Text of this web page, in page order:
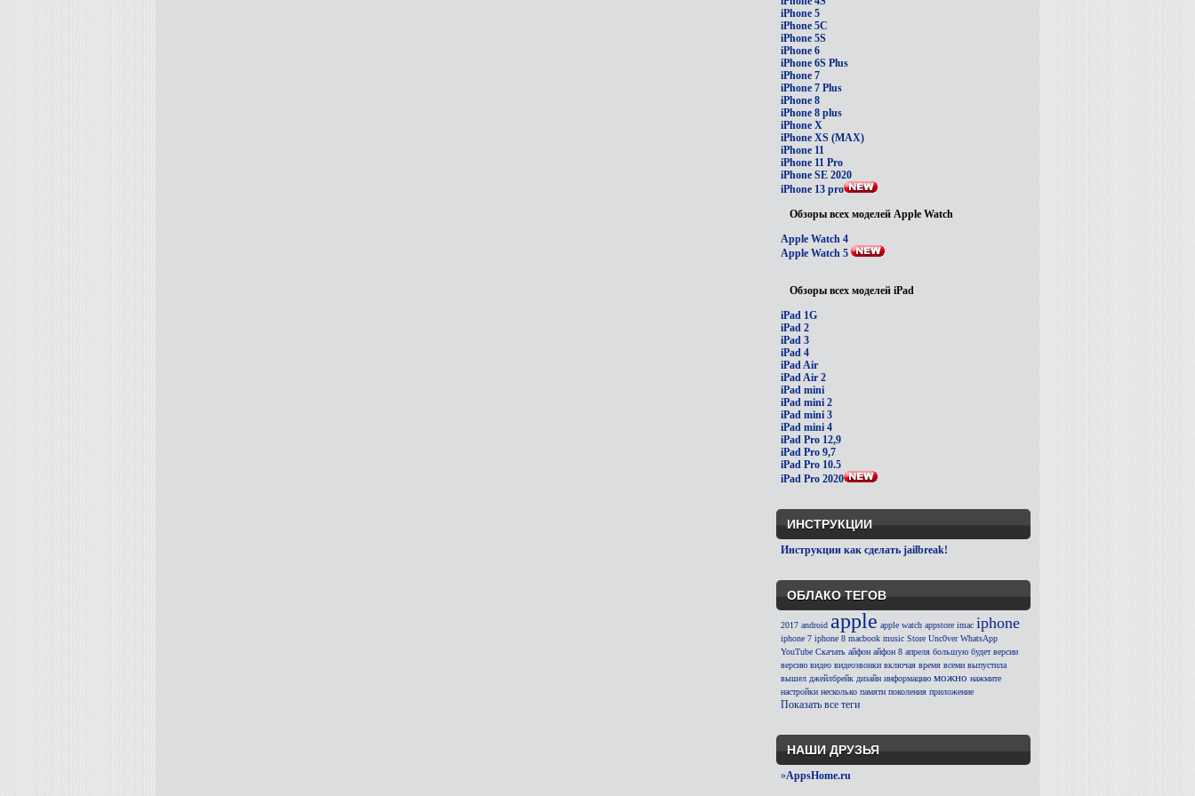
iPhone 5
iPhone 5C
iPhone 5S
iPhone 6
iPhone 6S Plus
iPhone 7
iPhone 7 Plus
iPhone 8
iPhone 8 plus
iPhone X
iPhone XS (MAX)
iPhone 11
iPhone 11 Pro
iPhone SE 2020
iPhone 13 pro
Обзоры всех моделей Apple Watch
Apple Watch 4
Apple Watch 5
Обзоры всех моделей iPad
iPad 1G
iPad 2
iPad 3
iPad 4
iPad Air
iPad Air 2
iPad mini
iPad mini 2
iPad mini 3
iPad mini 4
iPad Pro 12,9
iPad Pro 9,7
iPad Pro 10.5
iPad Pro 2020
ИНСТРУКЦИИ
Инструкции как сделать jailbreak!
ОБЛАКО ТЕГОВ
2017 android apple apple watch appstore imac iphone
iphone 7 iphone 8 macbook music Store Unc0ver WhatsApp
YouTube Скачать айфон айфон 8 апреля большую будет версии
версию видео видеозвонки включая время всеми выпустила
вышел джейлбрейк дизайн информацию можно нажмите
настройки несколько памяти поколения приложение
Показать все теги
НАШИ ДРУЗЬЯ
»AppsHome.ru